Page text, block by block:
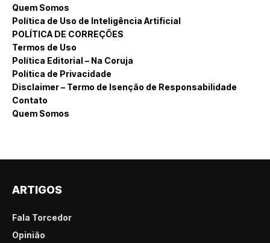
Quem Somos
Política de Uso de Inteligência Artificial
POLÍTICA DE CORREÇÕES
Termos de Uso
Política Editorial – Na Coruja
Política de Privacidade
Disclaimer – Termo de Isenção de Responsabilidade
Contato
Quem Somos
ARTIGOS
Fala Torcedor
Opinião